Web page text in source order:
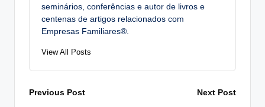
seminários, conferências e autor de livros e
centenas de artigos relacionados com
Empresas Familiares®.
View All Posts
Post
Previous Post Next Post